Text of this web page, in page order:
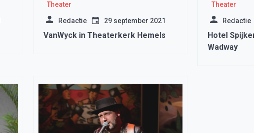
Theater
Redactie 29 september 2021
VanWyck in Theaterkerk Hemels
Theater
Redactie
Hotel
Wadway